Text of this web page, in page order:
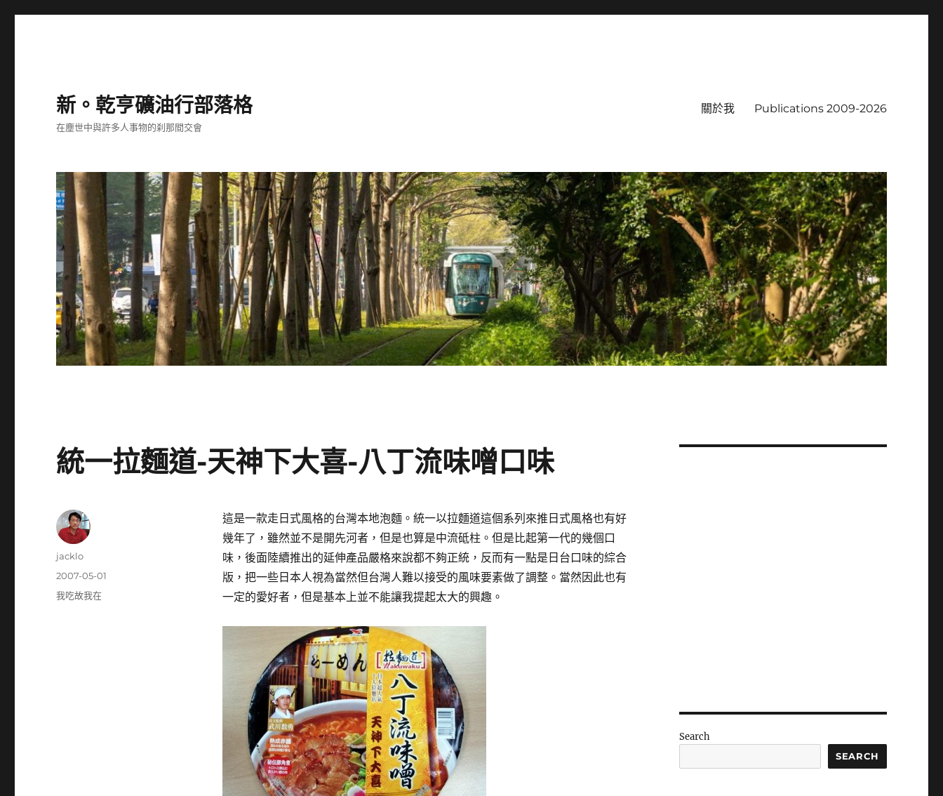
新。乾亨礦油行部落格
在塵世中與許多人事物的刹那間交會
關於我 Publications 2009-2026
統一拉麵道-天神下大喜-八丁流味噌口味
這是一款走日式風格的台灣本地泡麵。統一以拉麵道這個系列來推日式風格也有好
幾年了，雖然並不是開先河者，但是也算是中流砥柱。但是比起第一代的幾個口
味，後面陸續推出的延伸產品嚴格來說都不夠正統，反而有一點是日台口味的綜合
版，把一些日本人視為當然但台灣人難以接受的風味要素做了調整。當然因此也有
一定的愛好者，但是基本上並不能讓我提起太大的興趣。
作
jacklo
發
佈
2007-05-01
分
我吃故我在
Search
SEARCH